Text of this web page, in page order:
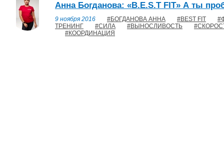
Анна Богданова: «B.E.S.T FIT» А ты
9 ноября 2016 #БОГДАНОВА АННА #BEST FIT
ТРЕНИНГ
#СИЛА #ВЫНОСЛИВОСТЬ
#КООРДИНАЦИЯ